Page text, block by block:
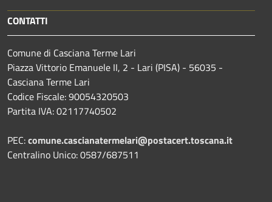
CONTATTI
Comune di Casciana Terme Lari
Piazza Vittorio Emanuele II, 2 - Lari (PISA) - 56035 -
Casciana Terme Lari
Codice Fiscale: 90054320503
Partita IVA: 02117740502
PEC:comune.cascianatermelari@postacert.toscana.it
Centralino Unico: 0587/687511